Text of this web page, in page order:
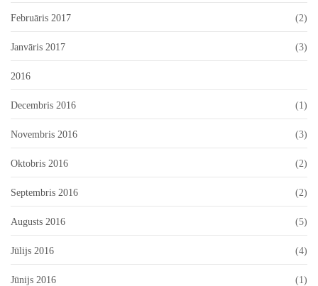
Februāris 2017 (2)
Janvāris 2017 (3)
2016
Decembris 2016 (1)
Novembris 2016 (3)
Oktobris 2016 (2)
Septembris 2016 (2)
Augusts 2016 (5)
Jūlijs 2016 (4)
Jūnijs 2016 (1)